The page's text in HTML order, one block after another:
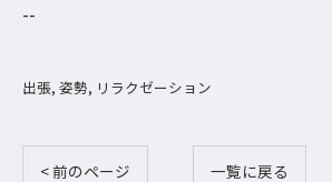
--
出張 姿勢 リラクゼーション
< 前のページ 一覧に戻る